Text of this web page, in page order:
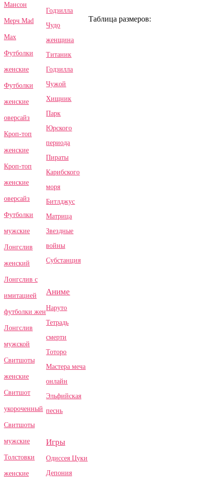
Мансон
Мерч Mad
Max
Футболки
женские
Футболки
женские
оверсайз
Кроп-топ
женские
Кроп-топ
женские
оверсайз
Футболки
мужские
Лонгслив
женский
Лонгслив с
имитацией
футболки жен
Лонгслив
мужской
Свитшоты
женские
Свитшот
укороченный
Свитшоты
мужские
Толстовки
женские
Годзилла
Чудо
женщина
Титаник
Годзилла
Чужой
Хищник
Парк
Юрского
периода
Пираты
Карибского
моря
Битлджус
Матрица
Звездные
войны
Субстанция
Аниме
Наруто
Тетрадь
смерти
Тоторо
Мастера меча
онлайн
Эльфийская
песнь
Игры
Одиссея Цуки
Депония
Таблица размеров: